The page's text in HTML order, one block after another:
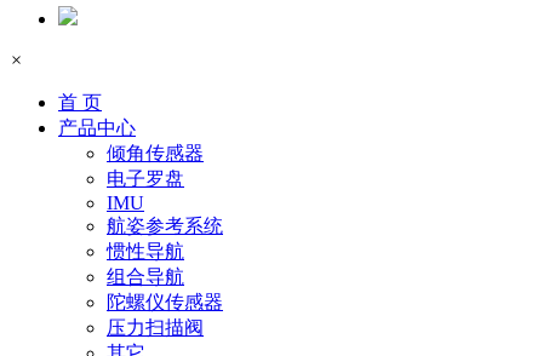
×
首 页
产品中心
倾角传感器
电子罗盘
IMU
航姿参考系统
惯性导航
组合导航
陀螺仪传感器
压力扫描阀